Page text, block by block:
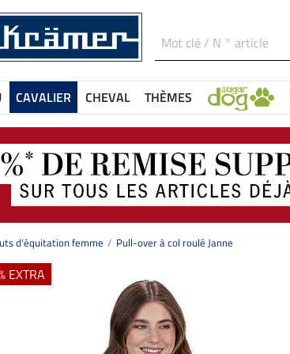
CAVALIER CHEVAL THÈMES
d'équitation femme Pull-over à col roulé Janne
EXTRA